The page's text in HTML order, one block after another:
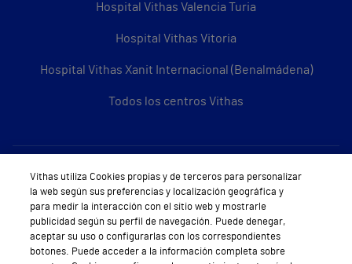
Hospital Vithas Valencia Turia
Hospital Vithas Vitoria
Hospital Vithas Xanit Internacional (Benalmádena)
Todos los centros Vithas
Sobre Vithas
Quiénes somos
Trabajar en Vithas
Vithas utiliza Cookies propias y de terceros para personalizar
la web según sus preferencias y localización geográfica y
para medir la interacción con el sitio web y mostrarle
publicidad según su perfil de navegación. Puede denegar,
aceptar su uso o configurarlas con los correspondientes
botones. Puede acceder a la información completa sobre